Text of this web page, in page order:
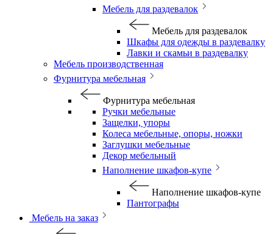
Мебель для раздевалок
Мебель для раздевалок
Шкафы для одежды в раздевалку
Лавки и скамьи в раздевалку
Мебель производственная
Фурнитура мебельная
Фурнитура мебельная
Ручки мебельные
Защелки, упоры
Колеса мебельные, опоры, ножки
Заглушки мебельные
Декор мебельный
Наполнение шкафов-купе
Наполнение шкафов-купе
Пантографы
Мебель на заказ